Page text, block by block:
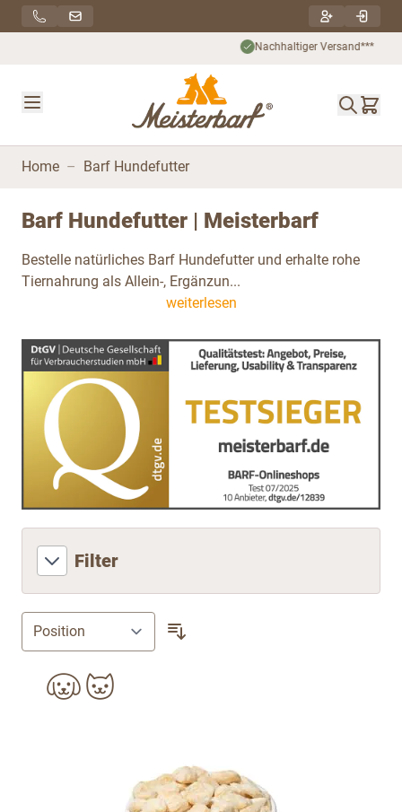
Direkt zum Inhalt
Nachhaltiger Versand***
Home – Barf Hundefutter
Barf Hundefutter | Meisterbarf
Bestelle natürliches Barf Hundefutter und erhalte rohe
Tiernahrung als Allein-, Ergänzun...
weiterlesen
Filter